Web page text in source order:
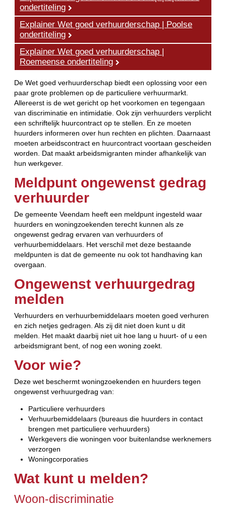
ondertiteling
Explainer Wet goed verhuurderschap | Poolse
ondertiteling
Explainer Wet goed verhuurderschap |
Roemeense ondertiteling
De Wet goed verhuurderschap biedt een oplossing voor een
paar grote problemen op de particuliere verhuurmarkt.
Allereerst is de wet gericht op het voorkomen en tegengaan
van discriminatie en intimidatie. Ook zijn verhuurders verplicht
een schriftelijk huurcontract op te stellen. En ze moeten
huurders informeren over hun rechten en plichten. Daarnaast
moeten arbeidscontract en huurcontract voortaan gescheiden
worden. Dat maakt arbeidsmigranten minder afhankelijk van
hun werkgever.
Meldpunt ongewenst gedrag
verhuurder
De gemeente Veendam heeft een meldpunt ingesteld waar
huurders en woningzoekenden terecht kunnen als ze
ongewenst gedrag ervaren van verhuurders of
verhuurbemiddelaars. Het verschil met deze bestaande
meldpunten is dat de gemeente nu ook tot handhaving kan
overgaan.
Ongewenst verhuurgedrag
melden
Verhuurders en verhuurbemiddelaars moeten goed verhuren
en zich netjes gedragen. Als zij dit niet doen kunt u dit
melden. Het maakt daarbij niet uit hoe lang u huurt- of u een
arbeidsmigrant bent, of nog een woning zoekt.
Voor wie?
Deze wet beschermt woningzoekenden en huurders tegen
ongewenst verhuurgedrag van:
Particuliere verhuurders
Verhuurbemiddelaars (bureaus die huurders in contact
brengen met particuliere verhuurders)
Werkgevers die woningen voor buitenlandse werknemers
verzorgen
Woningcorporaties
Wat kunt u melden?
Woon-discriminatie